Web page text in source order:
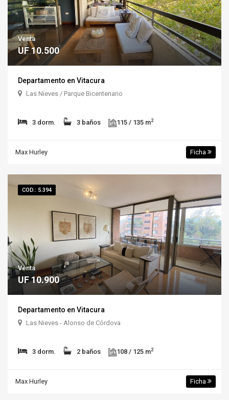
Venta
UF 10.500
Departamento en Vitacura
Las Nieves / Parque Bicentenario
3 dorm. 3 baños 115 / 135 m2
Max Hurley Ficha
COD.: 5.394
Venta
UF 10.900
Departamento en Vitacura
Las Nieves - Alonso de Córdova
3 dorm. 2 baños 108 / 125 m2
Max Hurley Ficha